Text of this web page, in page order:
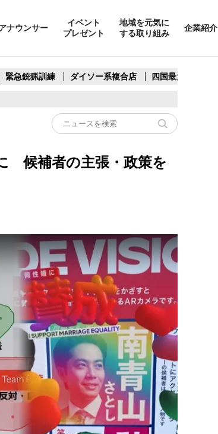
ナウンサー
イベント
プレゼント
地域を元気に
する取り組み
企業紹介
緊急銃猟訓練 ダイソー系複合店 四国最大スリコ
候補者の主張・政策を